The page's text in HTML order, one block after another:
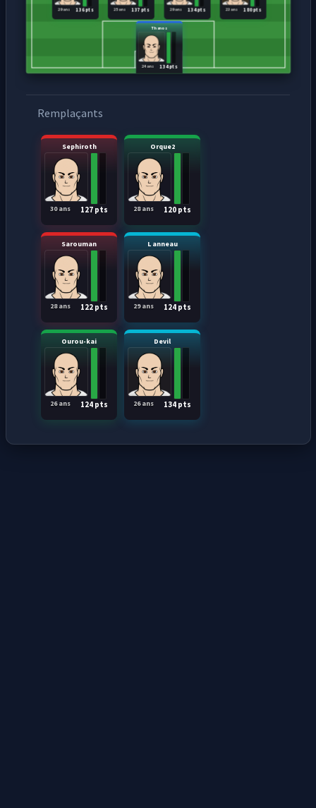
Thanos
134 pts
24 ans
136 pts
29 ans 137 pts
25 ans 134 pts
29 ans 180 pts
23 ans
Remplaçants
Sephiroth
127 pts
30 ans
Orque2
120 pts
28 ans
Sarouman
122 pts
28 ans
L anneau
124 pts
29 ans
Ourou-kai
124 pts
26 ans
Devil
134 pts
26 ans